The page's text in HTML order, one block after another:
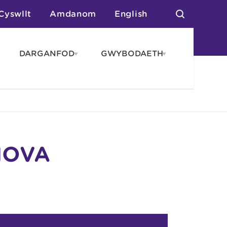
Amdanom English
DARGANFODOpen
GWYBODAETHOpen